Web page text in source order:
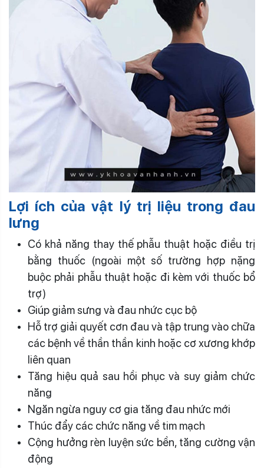
Lợi ích của vật lý trị liệu trong đau
lưng
Có khả năng thay thế phẫu thuật hoặc điều trị
bằng thuốc (ngoài một số trường hợp nặng
buộc phải phẫu thuật hoặc đi kèm với thuốc bổ
trợ)
Giúp giảm sưng và đau nhức cục bộ
Hỗ trợ giải quyết cơn đau và tập trung vào chữa
các bệnh về thần thần kinh hoặc cơ xương khớp
liên quan
Tăng hiệu quả sau hồi phục và suy giảm chức
năng
Ngăn ngừa nguy cơ gia tăng đau nhức mới
Thúc đẩy các chức năng về tim mạch
Cộng hưởng rèn luyện sức bền, tăng cường vận
động